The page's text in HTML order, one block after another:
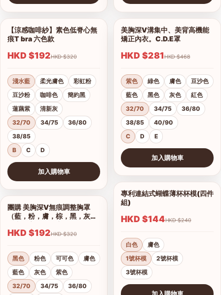
1/18
查看圖片
【涼感咖啡紗】素色低脊心無
痕T bra 六色款
HKD $192 HKD $320
淺水藍 柔光膚色
彩虹粉
豆沙粉
咖啡色
簡約黑
蓮藕紫
清新灰
32/70
34/75
36/80
38/85
B
C D
加入購物車
1/17
查看圖片
團購 美胸深V無痕調整胸罩
（藍，粉，膚，棕，黑，灰）
HKD $192 HKD $320
黑色 粉色 可可色
膚色
藍色
灰色
紫色
32/70
34/75 36/80
1/16
查看圖片
美胸深V溝集中、美背高機能
矯正內衣。C.D.E罩
HKD $281 HKD $468
紫色 綠色 膚色
豆沙色
藍色
黑色 灰色
紅色
32/70
34/75
36/80
38/85
40/90
C
D E
加入購物車
1/2
查看圖片
專利連結式蝴蝶薄杯杯模(四件
組)
HKD $144 HKD $240
白色
膚色
1號杯模
2號杯模
3號杯模